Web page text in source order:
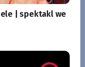
| spektakl we